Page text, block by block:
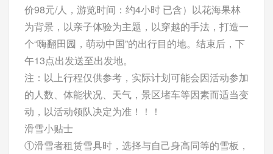
价98元/人，游览时间：约4小时 已含）以花海果林
为背景，以亲子体验为主题，以穿越的手法，打造一
个“嗨翻田园，萌动中国”的出行目的地。结束后，下
午13点出发送至出发地。
注：以上行程仅供参考，实际计划可能会因活动参加
的人数、体能状况、天气，景区堵车等因素而适当变
动，以活动领队决定为准！！！
滑雪小贴士
①滑雪者租赁雪具时，选择与自己身高同等的雪板，